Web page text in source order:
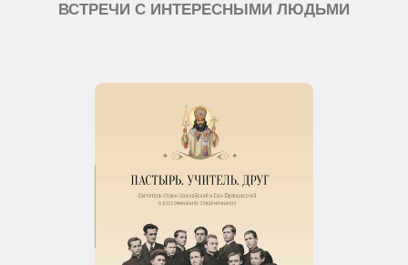
ВСТРЕЧИ С ИНТЕРЕСНЫМИ ЛЮДЬМИ